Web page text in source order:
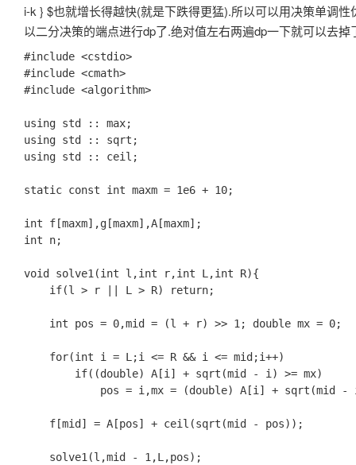
i-k } $也就增长得越快(就是下跌得更猛).所以可以用决策单调
以二分决策的端点进行dp了.绝对值左右两遍dp一下就可以去掉
#include <cstdio>
#include <cmath>
#include <algorithm>
using std :: max;
using std :: sqrt;
using std :: ceil;
static const int maxm = 1e6 + 10;
int f[maxm],g[maxm],A[maxm];
int n;
void solve1(int l,int r,int L,int R){